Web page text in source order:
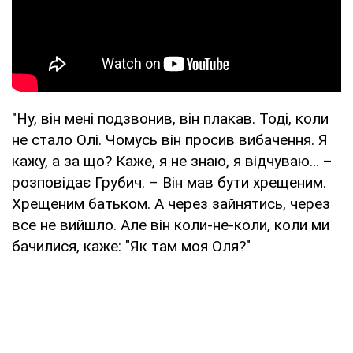
"Ну, він мені подзвонив, він плакав. Тоді, коли
не стало Олі. Чомусь він просив вибачення. Я
кажу, а за що? Каже, я не знаю, я відчуваю… –
розповідає Грубич. – Він мав бути хрещеним.
Хрещеним батьком. А через зайнятись, через
все не вийшло. Але він коли-не-коли, коли ми
бачилися, каже: "Як там моя Оля?"